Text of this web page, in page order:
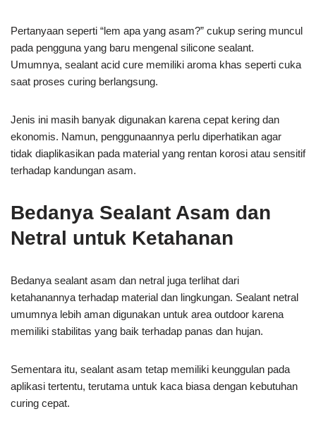
Pertanyaan seperti “lem apa yang asam?” cukup sering muncul
pada pengguna yang baru mengenal silicone sealant.
Umumnya, sealant acid cure memiliki aroma khas seperti cuka
saat proses curing berlangsung.
Jenis ini masih banyak digunakan karena cepat kering dan
ekonomis. Namun, penggunaannya perlu diperhatikan agar
tidak diaplikasikan pada material yang rentan korosi atau sensitif
terhadap kandungan asam.
Bedanya Sealant Asam dan
Netral untuk Ketahanan
Bedanya sealant asam dan netral juga terlihat dari
ketahanannya terhadap material dan lingkungan. Sealant netral
umumnya lebih aman digunakan untuk area outdoor karena
memiliki stabilitas yang baik terhadap panas dan hujan.
Sementara itu, sealant asam tetap memiliki keunggulan pada
aplikasi tertentu, terutama untuk kaca biasa dengan kebutuhan
curing cepat.